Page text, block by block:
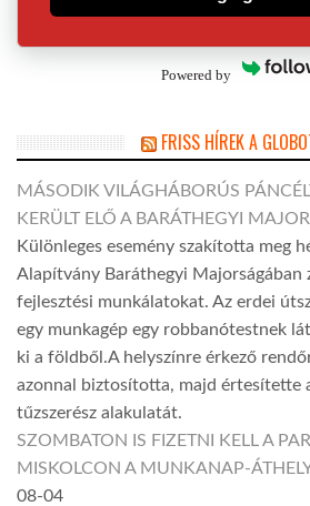
Powered by
FRISS HÍREK A
MÁSODIK VILÁGHÁBORÚS
KERÜLT ELŐ A BARÁTHEGYI
Különleges esemény szakította meg
Alapítvány Baráthegyi Majorságában
fejlesztési munkálatokat. Az erdei
egy munkagép egy robbanótestnek
ki a földből.A helyszínre érkező
azonnal biztosította, majd értesítette
tűzszerész alakulatát.
SZOMBATON IS FIZETNI KELL A
MISKOLCON A MUNKANAP-
08-04